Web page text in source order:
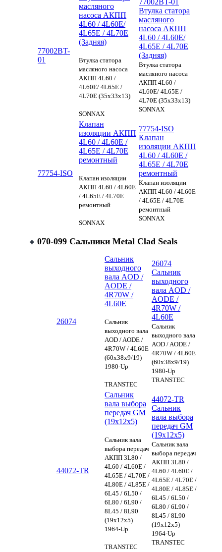
77002BT-
01
масляного
насоса АКПП
4L60 / 4L60E/
4L65E / 4L70E
(Задняя)
Втулка статора
масляного насоса
АКПП 4L60 /
4L60E/ 4L65E /
4L70E (35x33x13)
SONNAX
Втулка статора
масляного
насоса АКПП
4L60 / 4L60E/
4L65E / 4L70E
(Задняя)
Втулка статора
масляного насоса
АКПП 4L60 /
4L60E/ 4L65E /
4L70E (35x33x13)
SONNAX
77754-ISO
Клапан
изоляции АКПП
4L60 / 4L60E /
4L65E / 4L70E
ремонтный
Клапан изоляции
АКПП 4L60 / 4L60E
/ 4L65E / 4L70E
ремонтный
SONNAX
77754-ISO
Клапан
изоляции АКПП
4L60 / 4L60E /
4L65E / 4L70E
ремонтный
Клапан изоляции
АКПП 4L60 / 4L60E
/ 4L65E / 4L70E
ремонтный
SONNAX
070-099 Сальники Metal Clad Seals
26074
Сальник
выходного
вала AOD /
AODE /
4R70W /
4L60E
Сальник
выходного вала
AOD / AODE /
4R70W / 4L60E
(60x38x9/19)
1980-Up
TRANSTEC
26074
Сальник
выходного
вала AOD /
AODE /
4R70W /
4L60E
Сальник
выходного вала
AOD / AODE /
4R70W / 4L60E
(60x38x9/19)
1980-Up
TRANSTEC
44072-TR
Сальник
вала выбора
передач GM
(19x12x5)
Сальник вала
выбора передач
АКПП 3L80 /
4L60 / 4L60E /
4L65E / 4L70E /
4L80E / 4L85E /
6L45 / 6L50 /
6L80 / 6L90 /
8L45 / 8L90
(19x12x5)
1964-Up
TRANSTEC
44072-TR
Сальник
вала выбора
передач GM
(19x12x5)
Сальник вала
выбора передач
АКПП 3L80 /
4L60 / 4L60E /
4L65E / 4L70E /
4L80E / 4L85E /
6L45 / 6L50 /
6L80 / 6L90 /
8L45 / 8L90
(19x12x5)
1964-Up
TRANSTEC